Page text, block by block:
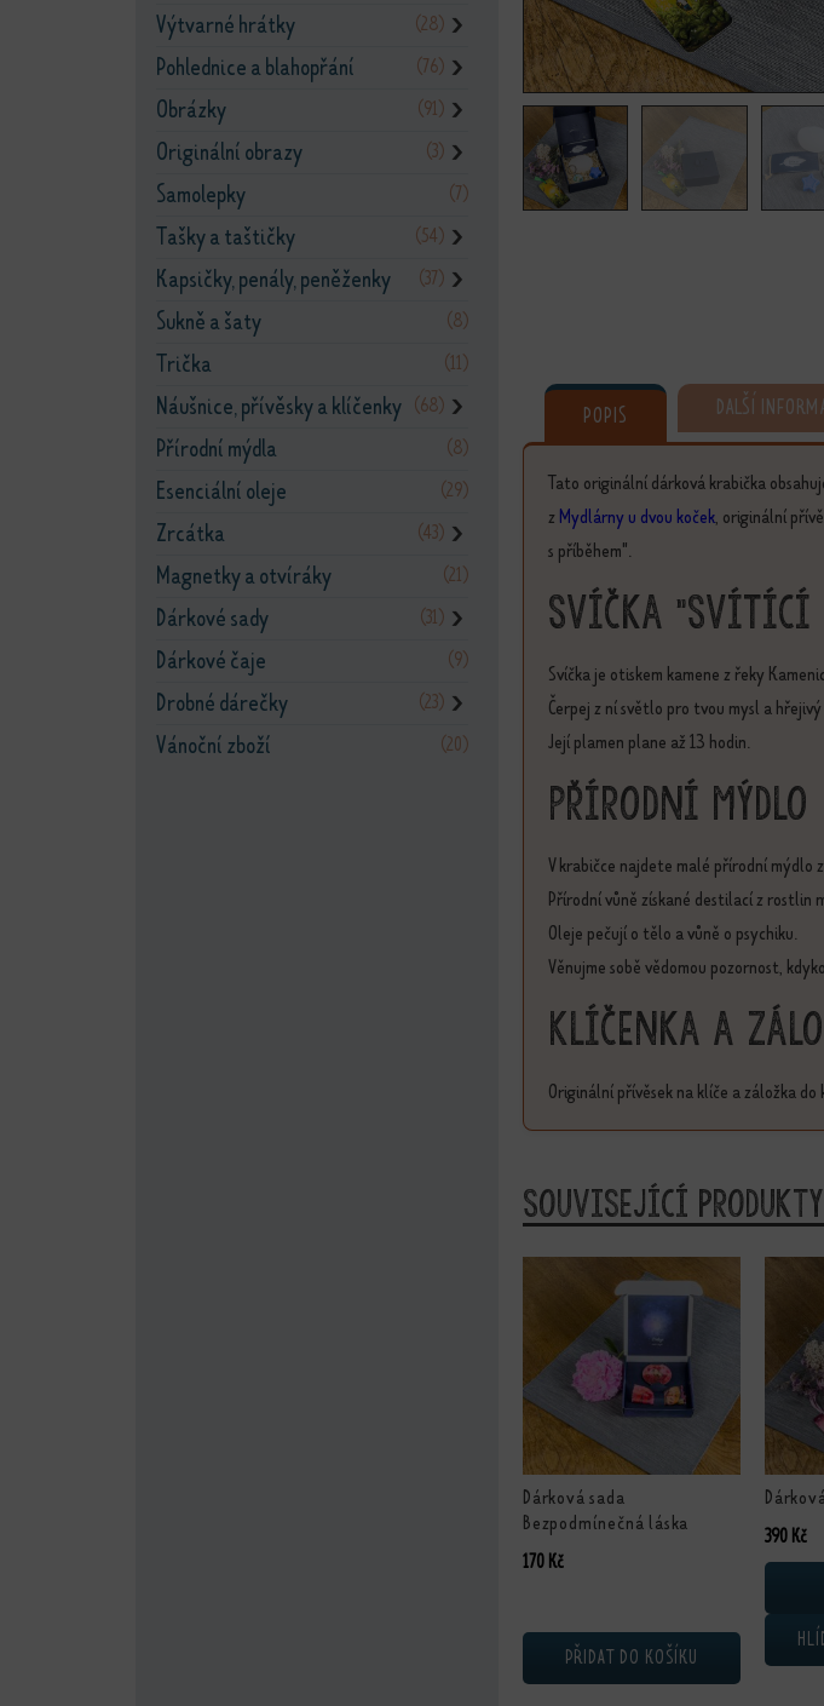
Výtvarné hrátky (28) ❯
Pohlednice a blahopřání (76) ❯
Obrázky (91) ❯
Originální obrazy (3) ❯
Samolepky (7)
Tašky a taštičky (54) ❯
Kapsičky, penály, peněženky (37) ❯
Sukně a šaty (8)
Trička (11)
Náušnice, přívěsky a klíčenky (68) ❯
Přírodní mýdla (8)
Esenciální oleje (29)
Zrcátka (43) ❯
Magnetky a otvíráky (21)
Dárkové sady (31) ❯
Dárkové čaje (9)
Drobné dárečky (23) ❯
Vánoční zboží (20)
POPIS DALŠÍ
Tato originální dárková krabička
z Mydlárny u dvou koček, originální
s příběhem".
Svíčka "Svítící
Svíčka je otiskem kamene z řeky
Čerpej z ní světlo pro tvou mysl a
Její plamen plane až 13 hodin.
Přírodní mýdlo
V krabičce najdete malé přírodní mýdlo
Přírodní vůně získané destilací z rostlin
Oleje pečují o tělo a vůně o psychiku.
Věnujme sobě vědomou pozornost,
Klíčenka a
Originální přívěsek na klíče a záložka
Související produkty
Dárková sada
Bezpodmínečná láska
170 Kč
PŘIDAT DO KOŠÍKU
390 Kč